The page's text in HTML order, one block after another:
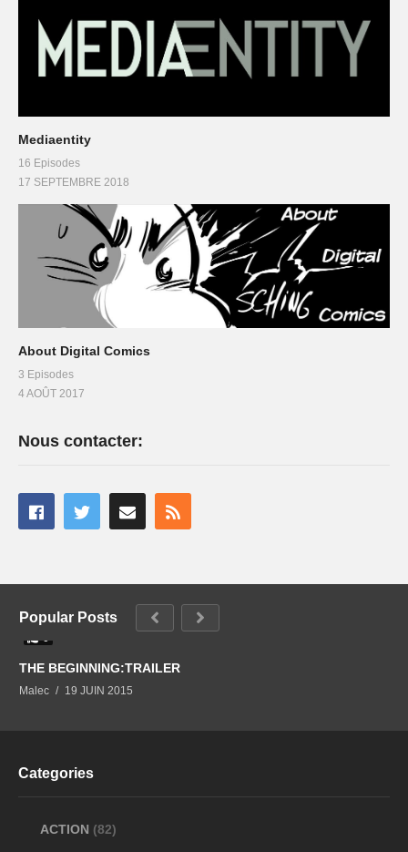
Mediaentity
16 Episodes
17 SEPTEMBRE 2018
About Digital Comics
3 Episodes
4 AOÛT 2017
Nous contacter:
Popular Posts
0
THE BEGINNING:TRAILER
Malec 19 JUIN 2015
Categories
ACTION (82)